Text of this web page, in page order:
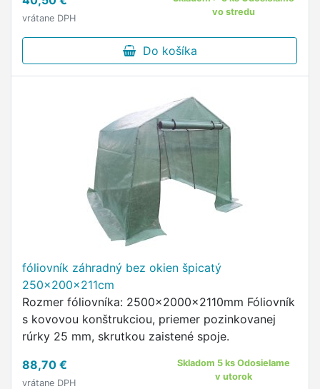
vrátane DPH
vo stredu
Do košíka
fóliovník záhradný bez okien špicatý
250x200x211cm
Rozmer fóliovníka: 2500x2000x2110mm Fóliovník
s kovovou konštrukciou, priemer pozinkovanej
rúrky 25 mm, skrutkou zaistené spoje.
88,70 €
vrátane DPH
Skladom 5 ks Odosielame
v utorok